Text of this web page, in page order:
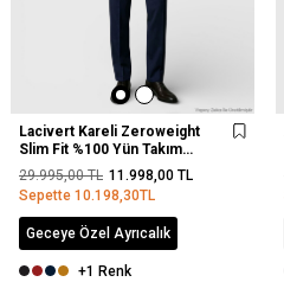
Lacivert Kareli Zeroweight
Slim Fit %100 Yün Takım
Elbise
29.995,00TL 11.998,00 TL
Sepette 10.198,30TL
Geceye Özel Ayrıcalık
+1 Renk